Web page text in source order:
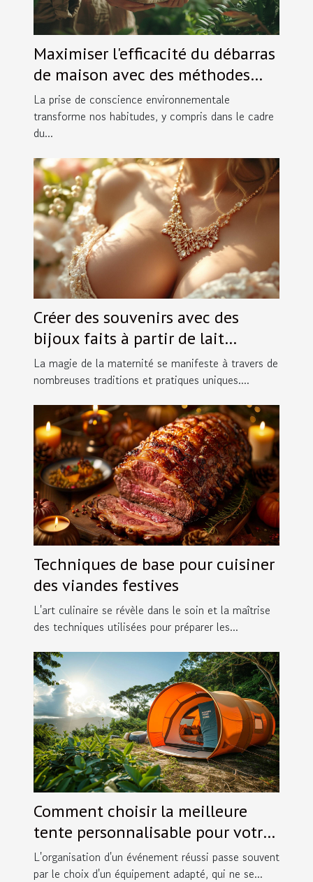
Maximiser l'efficacité du débarras
de maison avec des méthodes
écologiques
La prise de conscience environnementale
transforme nos habitudes, y compris dans le cadre
du...
Créer des souvenirs avec des
bijoux faits à partir de lait
maternel
La magie de la maternité se manifeste à travers de
nombreuses traditions et pratiques uniques....
Techniques de base pour cuisiner
des viandes festives
L'art culinaire se révèle dans le soin et la maîtrise
des techniques utilisées pour préparer les...
Comment choisir la meilleure
tente personnalisable pour votre
événement
L'organisation d'un événement réussi passe souvent
par le choix d'un équipement adapté, qui ne se...